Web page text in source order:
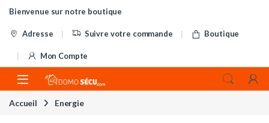
Skip to navigation
Skip to content
Bienvenue sur notre boutique
Adresse Suivre votre commande Boutique
Mon Compte
Accueil Energie